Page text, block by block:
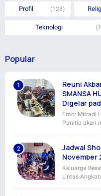
Profil (128)
Teknologi
Popular
Reuni
SMANSA
Digelar
Foto: Mitradi
Panitia akan
Jadwal
November
Keluarga
Lintas